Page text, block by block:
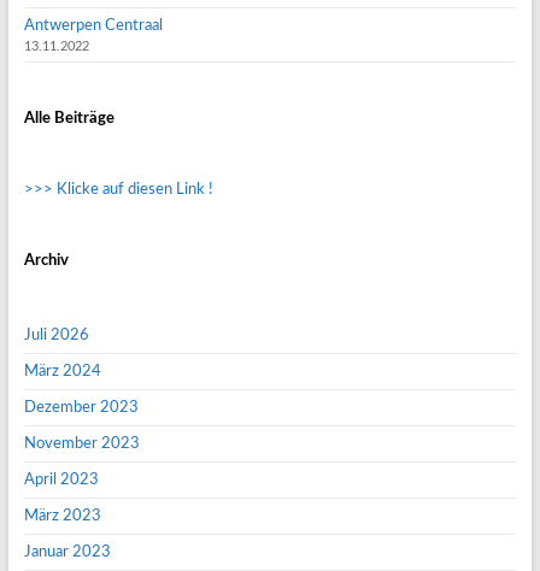
Antwerpen Centraal
13.11.2022
Alle Beiträge
>>> Klicke auf diesen Link !
Archiv
Juli 2026
März 2024
Dezember 2023
November 2023
April 2023
März 2023
Januar 2023